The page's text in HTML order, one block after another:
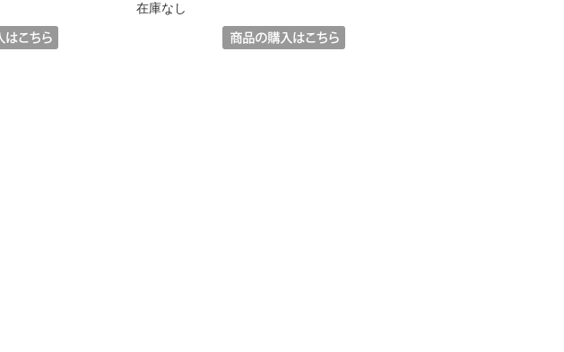
在庫なし